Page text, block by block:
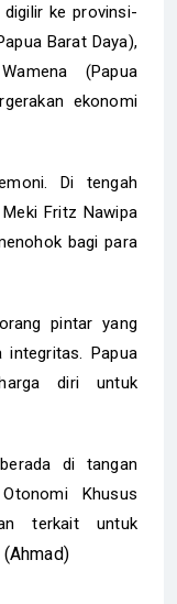
ke provinsi-
Barat Daya),
(Papua
ekonomi
Di tengah
Fritz Nawipa
bagi para
pintar yang
Papua
diri untuk
di tangan
Khusus
terkait untuk
(Ahmad)